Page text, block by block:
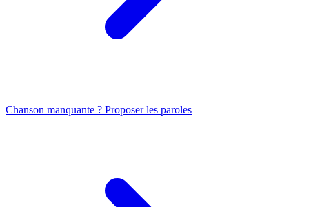
Chanson manquante ? Proposer les paroles